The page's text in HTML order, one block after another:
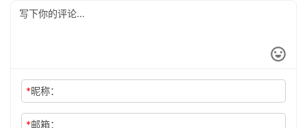
*昵称：
*邮箱：